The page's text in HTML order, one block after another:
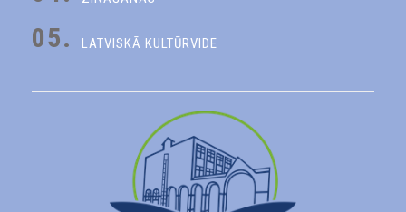
05. LATVISKĀ KULTŪRVIDE